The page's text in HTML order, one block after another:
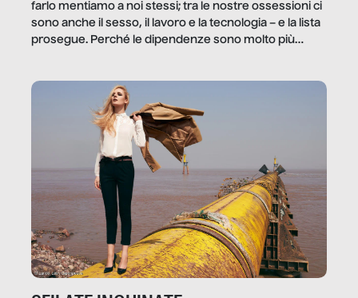
farlo mentiamo a noi stessi; tra le nostre ossessioni ci
sono anche il sesso, il lavoro e la tecnologia – e la lista
prosegue. Perché le dipendenze sono molto più
trae un guadagno. In questo reportage vediamo
quale e come.